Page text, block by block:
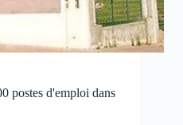
postes d'emploi dans